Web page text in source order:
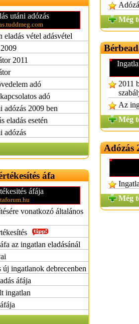
utáni adózás
eladás vétel adásvétel
2011
adó
adó
adózás 2009 ben
eladás esetén
adózás
áfa
áfája
vonatkozó általános
az ingatlan eladásánál
új ingatlanok debrecenben
áfája
ingatlan
Még
2011
Az
Még
Adózás
Még